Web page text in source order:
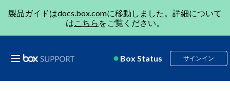
製品ガイドはdocs.box.comに移動しました。詳細について
はこちら をご覧ください。
Box Status サインイン